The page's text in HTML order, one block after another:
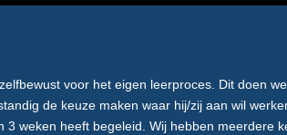
voor het eigen leerproces. Dit doen
de keuze maken waar hij/zij aan wil
weken heeft begeleid. Wij hebben meerdere